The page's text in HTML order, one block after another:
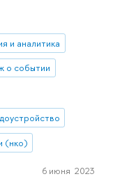
и аналитика
о событии
(нко)
6 июня 2023